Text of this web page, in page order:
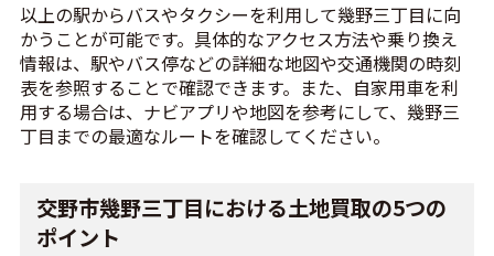
以上の駅からバスやタクシーを利用して幾野三丁目に向
かうことが可能です。具体的なアクセス方法や乗り換え
情報は、駅やバス停などの詳細な地図や交通機関の時刻
表を参照することで確認できます。また、自家用車を利
用する場合は、ナビアプリや地図を参考にして、幾野三
丁目までの最適なルートを確認してください。
交野市幾野三丁目における土地買取の5つの
ポイント